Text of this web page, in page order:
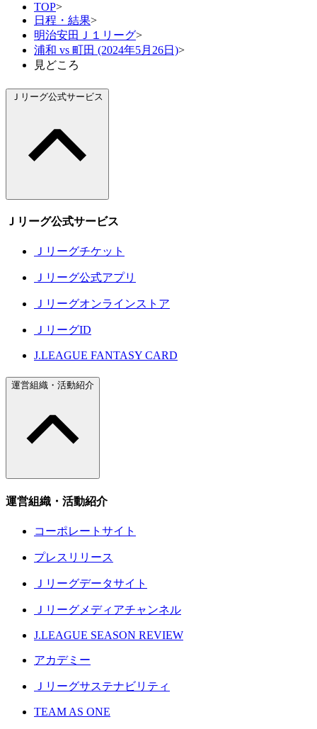
TOP>
日程・結果>
明治安田Ｊ１リーグ>
浦和 vs 町田 (2024年5月26日)>
見どころ
Ｊリーグ公式サービス
Ｊリーグ公式サービス
Ｊリーグチケット
Ｊリーグ公式アプリ
Ｊリーグオンラインストア
ＪリーグID
J.LEAGUE FANTASY CARD
運営組織・活動紹介
運営組織・活動紹介
コーポレートサイト
プレスリリース
Ｊリーグデータサイト
Ｊリーグメディアチャンネル
J.LEAGUE SEASON REVIEW
アカデミー
Ｊリーグサステナビリティ
TEAM AS ONE